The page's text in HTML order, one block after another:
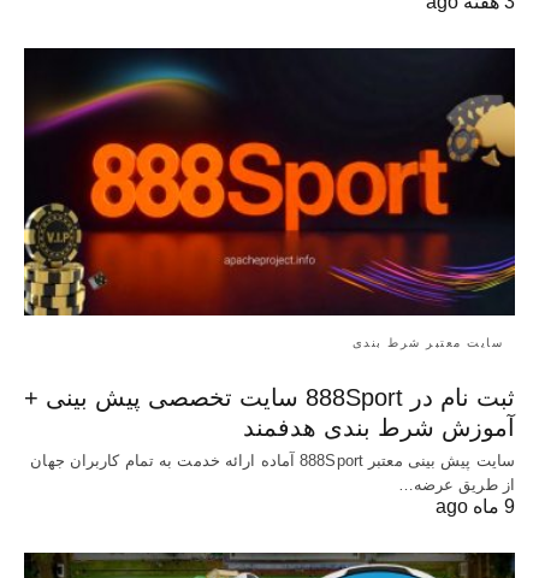
سایت معتبر شرط بندی
ثبت نام در 888Sport سایت تخصصی پیش بینی +
آموزش شرط بندی هدفمند
سایت پیش بینی معتبر 888Sport آماده ارائه خدمت به تمام کاربران جهان
از طریق عرضه…
9 ماه ago